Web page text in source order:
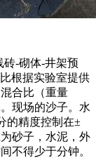
-砌体-井架预
根据实验室提供
合比（重量
现场的沙子。水
的精度控制在±
砂子，水泥，外
不得少于分钟。